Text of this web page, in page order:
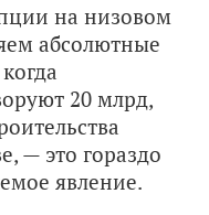
на низовом
абсолютные
20 млрд,
— это гораздо
явление.